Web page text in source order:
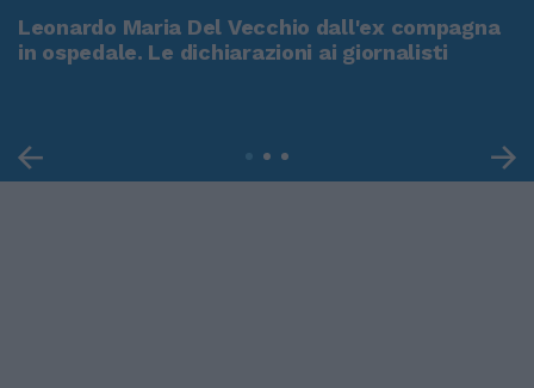
Leonardo Maria Del Vecchio dall'ex compagna
in ospedale. Le dichiarazioni ai giornalisti